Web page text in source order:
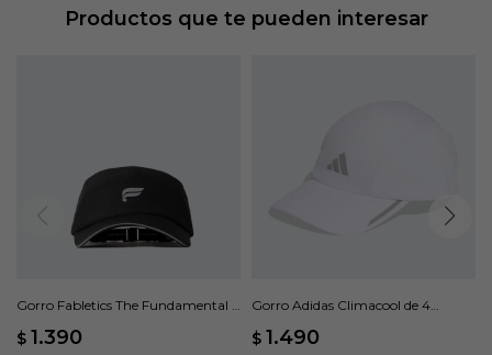
Productos que te pueden interesar
Gorro Fabletics The Fundamental -
$ 1.390
Gorro Adidas Climacool de 4
$ 1.490